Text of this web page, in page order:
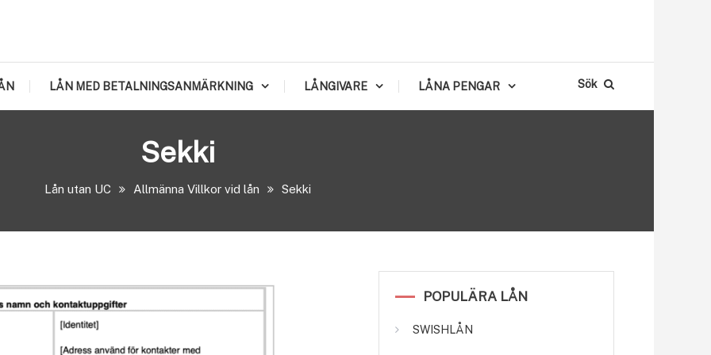
LÅN MED BETALNINGSANMÄRKNING LÅNGIVARE LÅNA PENGAR Sök
Sekki
Lån utan UC Allmänna Villkor vid lån Sekki
POPULÄRA LÅN
SWISHLÅN